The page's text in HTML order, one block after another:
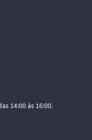
14:00 às 16:00.